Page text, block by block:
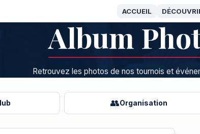
ACCUEIL
Album
Retrouvez les photos de nos tournois et
👥Organisation